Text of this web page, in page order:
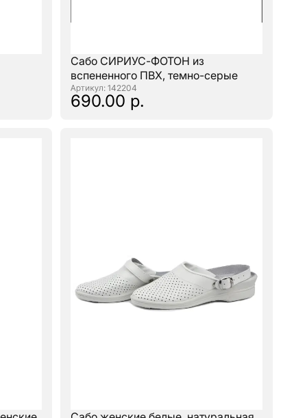
Сабо СИРИУС-ФОТОН из
вспененного ПВХ, темно-серые
: 142204
690.00 р.